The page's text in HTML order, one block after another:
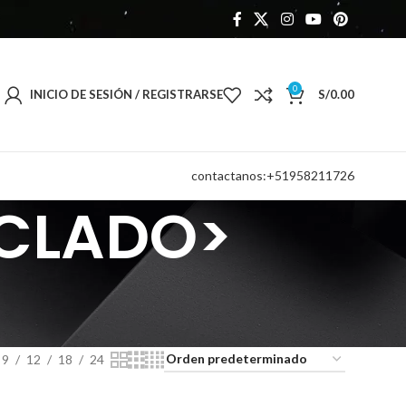
INICIO DE SESIÓN / REGISTRARSE 0 S/0.00
contactanos:+51958211726
9 12 18 24